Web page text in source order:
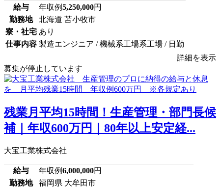
給与 年収例5,250,000円
勤務地
北海道 苫小牧市
寮・社宅 あり
仕事内容 製造エンジニア / 機械系工場系工場 / 日勤
詳細を表示
募集が停止しています
残業月平均15時間！生産管理・部門長候
補｜年収600万円｜80年以上安定経...
大宝工業株式会社
給与 年収例6,000,000円
勤務地
福岡県 大牟田市